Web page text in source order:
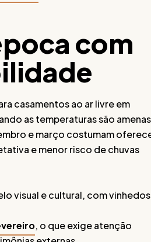
com
casamentos ao ar livre em
as temperaturas são
e março costumam
e menor risco de chuvas
visual e cultural, com vinhedos
, o que exige atenção